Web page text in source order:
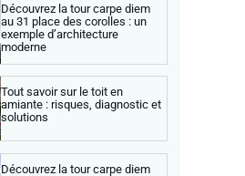
Découvrez la tour carpe diem
au 31 place des corolles : un
exemple d’architecture
moderne
Tout savoir sur le toit en
amiante : risques, diagnostic et
solutions
Découvrez la tour carpe diem